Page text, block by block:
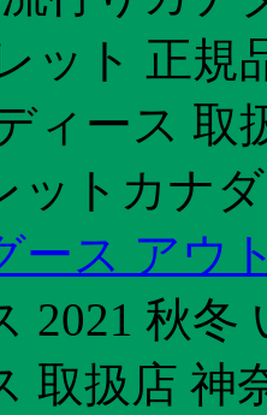
ット 正規
ィース 取
ットカナ
ース アウ
2021 秋
取扱店 神